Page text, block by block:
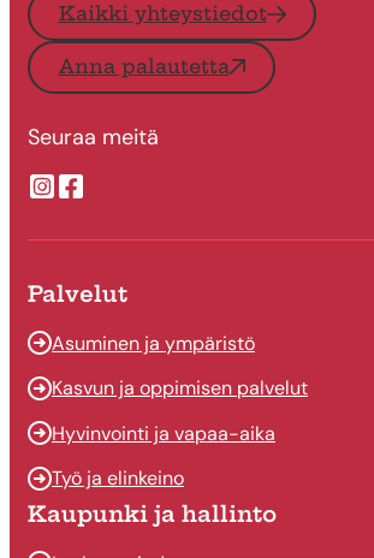
Kaikki yhteystiedot
Anna palautetta
Seuraa meitä
Suonenjoen kaupungin Instragram
Suonenjoen kaupungin Facebook
Palvelut
Asuminen ja ympäristö
Kasvun ja oppimisen palvelut
Hyvinvointi ja vapaa-aika
Työ ja elinkeino
Kaupunki ja hallinto